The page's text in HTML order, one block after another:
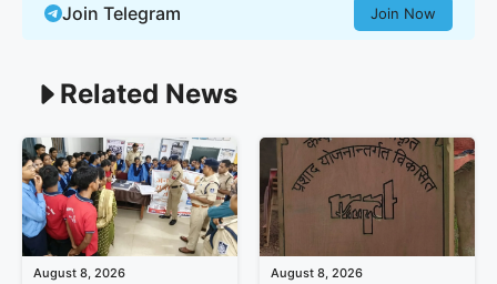
Join Telegram Join Now
Related News
August 8, 2026 August 8, 2026